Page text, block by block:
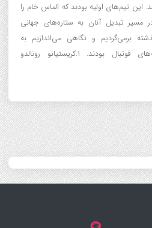
تیم‌های اولیه بودند که الماس خام را
مسیر تبدیل آنان به ستاره‌های جهانی
برمی‌گردیم و نگاهی می‌اندازیم به
باشگاه‌هایی که زادگاه افسانه‌های فوتبال بودند. ۱.کریستیانو رونالدو